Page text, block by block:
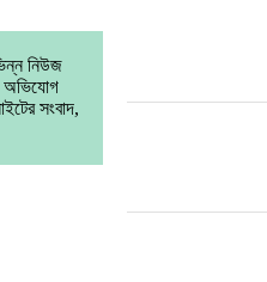
নিউজ
অভিযোগ
সংবাদ,